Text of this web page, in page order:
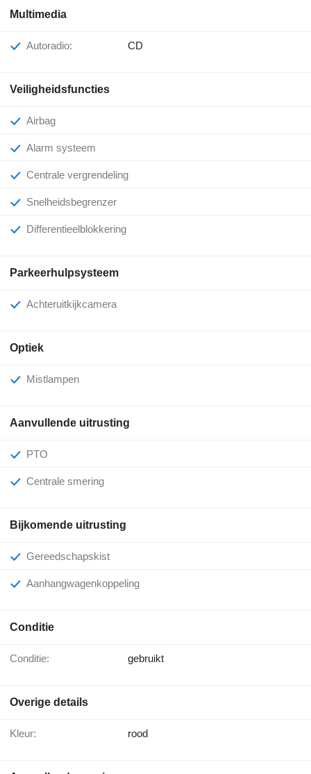
Multimedia
Autoradio: CD
Veiligheidsfuncties
Airbag
Alarm systeem
Centrale vergrendeling
Snelheidsbegrenzer
Differentieelblokkering
Parkeerhulpsysteem
Achteruitkijkcamera
Optiek
Mistlampen
Aanvullende uitrusting
PTO
Centrale smering
Bijkomende uitrusting
Gereedschapskist
Aanhangwagenkoppeling
Conditie
Conditie: gebruikt
Overige details
Kleur: rood